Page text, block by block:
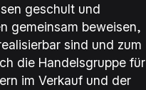
geschult und
gemeinsam beweisen,
sind und zum
die Handelsgruppe für
im Verkauf und der